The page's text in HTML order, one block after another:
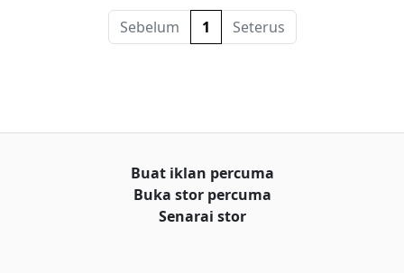
Sebelum 1 Seterus
Buat iklan percuma
Buka stor percuma
Senarai stor